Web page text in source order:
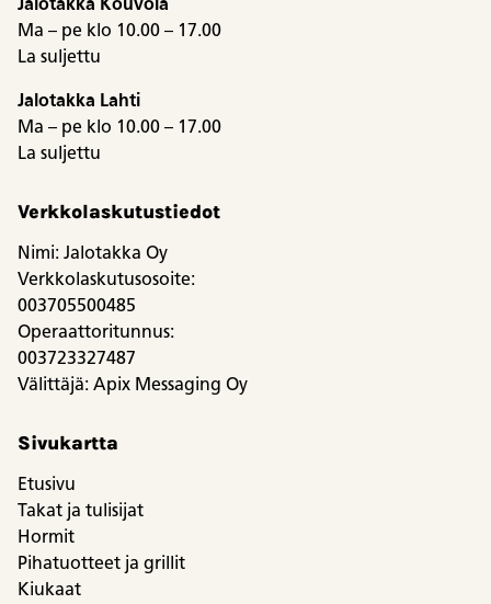
Jalotakka Kouvola
Ma – pe klo 10.00 – 17.00
La suljettu
Jalotakka Lahti
Ma – pe klo 10.00 – 17.00
La suljettu
Verkkolaskutustiedot
Nimi: Jalotakka Oy
Verkkolaskutusosoite:
003705500485
Operaattoritunnus:
003723327487
Välittäjä: Apix Messaging Oy
Sivukartta
Etusivu
Takat ja tulisijat
Hormit
Pihatuotteet ja grillit
Kiukaat